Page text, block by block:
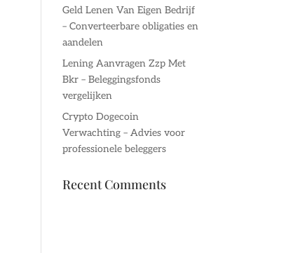
Geld Lenen Van Eigen Bedrijf
– Converteerbare obligaties en
aandelen
Lening Aanvragen Zzp Met
Bkr – Beleggingsfonds
vergelijken
Crypto Dogecoin
Verwachting – Advies voor
professionele beleggers
Recent Comments